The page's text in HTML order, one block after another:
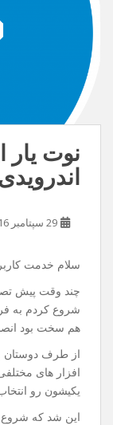
نوت یار
29 سپتامبر 2016
سلام خدمت
چند وقت پیش
شروع کردم به
هم سخت بود
از طرف دوستان و
افزار های
یکیشون رو
این شد که شروع